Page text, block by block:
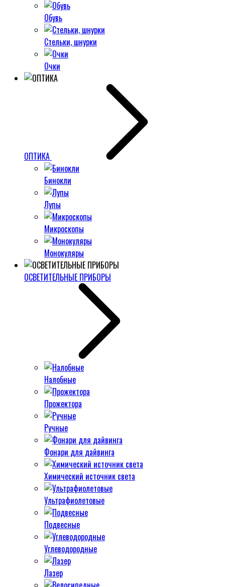
Обувь
Стельки, шнурки
Очки
ОПТИКА
Бинокли
Лупы
Микроскопы
Монокуляры
ОСВЕТИТЕЛЬНЫЕ ПРИБОРЫ
Налобные
Прожектора
Ручные
Фонари для дайвинга
Химический источник света
Ультрафиолетовые
Подвесные
Углеводородные
Лазер